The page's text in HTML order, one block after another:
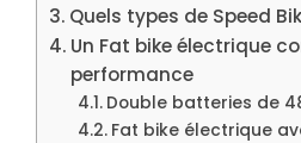
Quels types de Speed
Un Fat bike électrique
performance
Double batteries de
Fat bike électrique